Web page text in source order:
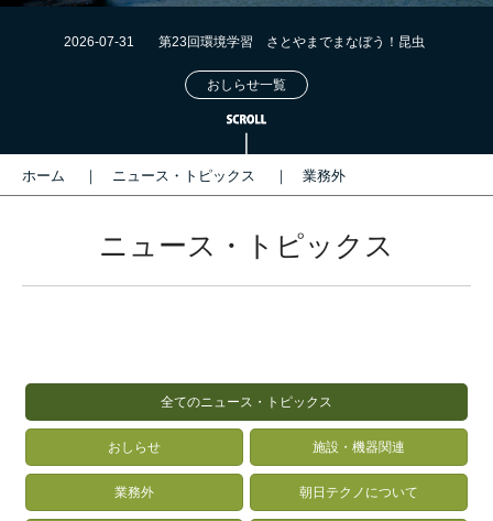
2026-07-31
第23回環境学習 さとやまでまなぼう！昆虫
おしらせ一覧
ホーム ニュース・トピックス 業務外
ニュース・トピックス
全てのニュース・トピックス
おしらせ 施設・機器関連
業務外 朝日テクノについて